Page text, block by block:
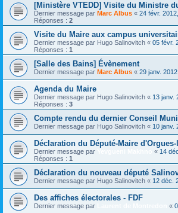
[Ministère VTEDD] Visite du Ministre
Dernier message par Marc Albus « 24 févr.
Réponses : 2
Visite du Maire aux campus
Dernier message par Hugo Salinovitch « 05 févr.
Réponses : 1
[Salle des Bains] Évènement
Dernier message par Marc Albus « 29 janv.
Agenda du Maire
Dernier message par Hugo Salinovitch « 13 janv.
Réponses : 3
Compte rendu du dernier Conseil
Dernier message par Hugo Salinovitch « 10 janv.
Déclaration du Député-Maire
Dernier message par « 14
Réponses : 1
Déclaration du nouveau député
Dernier message par Hugo Salinovitch « 12 déc.
Des affiches électorales - FDF
Dernier message par «